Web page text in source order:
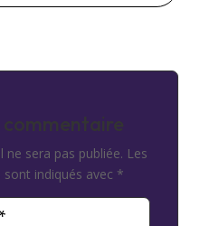
commentaire
ne sera pas publiée. Les
indiqués avec *